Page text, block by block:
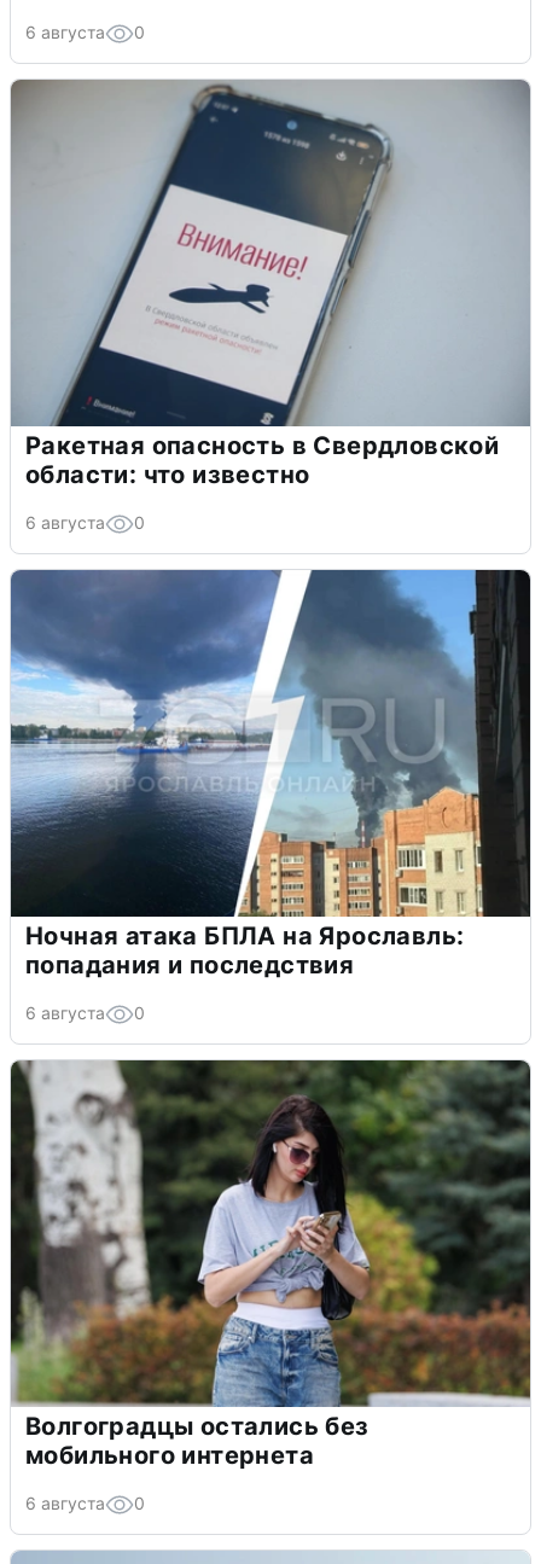
6 августа 0
Ракетная опасность в Свердловской
области: что известно
6 августа 0
Ночная атака БПЛА на Ярославль:
попадания и последствия
6 августа 0
Волгоградцы остались без
мобильного интернета
6 августа 0